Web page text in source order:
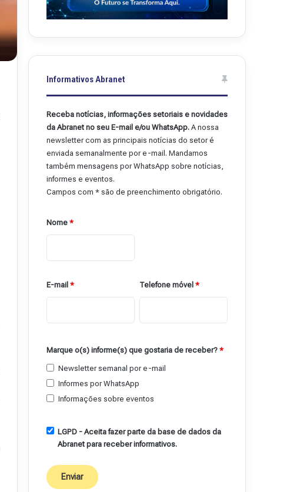
Informativos Abranet
Receba notícias, informações setoriais e novidades
da Abranet no seu E-mail e/ou WhatsApp.A nossa
newsletter com as principais notícias do setor é
enviada semanalmente por e-mail. Mandamos
também mensagens por WhatsApp sobre notícias,
informes e eventos.
Campos com * são de preenchimento obrigatório.
Nome*
E-mail* Telefone móvel *
Marque o(s) informe(s) que gostaria de receber?*
Newsletter semanal por e-mail
Informes por WhatsApp
Informações sobre eventos
LGPD - Aceita fazer parte da base de dados da
Abranet para receber informativos.